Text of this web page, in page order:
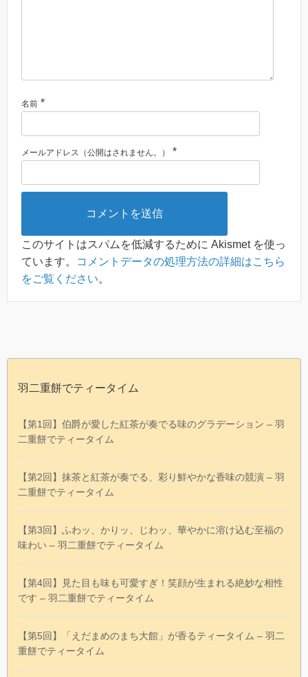
名前 *
メールアドレス（公開はされません。） *
このサイトはスパムを低減するために Akismet を使っ
ています。
コメントデータの処理方法の詳細はこちら
をご覧ください。
羽二重餅でティータイム
【第1回】伯爵が愛した紅茶が奏でる味のグラデーション – 羽
二重餅でティータイム
【第2回】抹茶と紅茶が奏でる、彩り鮮やかな香味の競演 – 羽
二重餅でティータイム
【第3回】ふわッ、かりッ、じわッ、華やかに溶け込む至福の
味わい – 羽二重餅でティータイム
【第4回】見た目も味も可愛すぎ！笑顔が生まれる絶妙な相性
です – 羽二重餅でティータイム
【第5回】「えだまめのまち大館」が香るティータイム – 羽二
重餅でティータイム